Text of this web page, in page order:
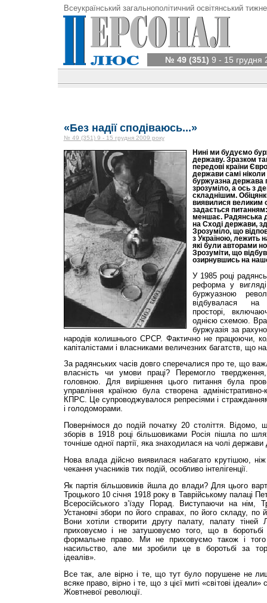
Всеукраїнський загальнополітичний освітянський
№ 49 (351) 9 - 15 грудня
«Без надії сподіваюсь...»
№ 49 (351) 9 - 15 грудня 2009 року
Нині ми будуємо
державу. Зразком
передові країни
держави самі
буржуазна держава
зрозуміло, а ось з
складнішим.
виявилися великим
задається
меншає. Радянська
на Сході держави,
Зрозуміло, що
з Україною, лежить
які були авторами
Зрозуміти, що
озирнувшись на
У 1985 році
реформа у
буржуазною
відбувалася на
просторі,
однією схемою.
буржуазія за
народів колишнього СРСР. Фактично не працюючи,
капіталістами і власниками величезних багатств, що
За радянських часів довго сперечалися про те, що
власність чи умови праці? Перемогло
головною. Для вирішення цього питання була
управління країною була створена
КПРС. Це супроводжувалося репресіями і
і голодоморами.
Повернімося до подій початку 20 століття. Відомо,
зборів в 1918 році більшовиками Росія пішла по
точніше одної партії, яка знаходилася на чолі
Нова влада дійсно виявилася набагато крутішою, ніж
чекання учасників тих подій, особливо інтелігенції.
Як партія більшовиків йшла до влади? Для цього
Троцького 10 січня 1918 року в Таврійському палаці
Всеросійського з’їзду Порад. Виступаючи на нім,
Установчі збори по його справах, по його складу, по
Вони хотіли створити другу палату, палату тіней
приховуємо і не затушовуємо того, що в
формальне право. Ми не приховуємо також і
насильство, але ми зробили це в боротьбі за
ідеалів».
Все так, але вірно і те, що тут було порушене не
всяке право, вірно і те, що з цієї миті «світові
Жовтневої революції.